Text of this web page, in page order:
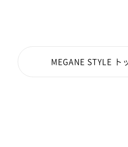
MEGANE STYLE ト